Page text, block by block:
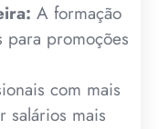
A formação
promoções
com mais
salários mais